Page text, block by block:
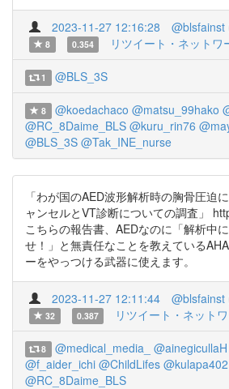
2023-11-27 12:16:28 @blsfainst
8
0.354 リツイート・ネットワ
1 @BLS_3S
8 @koedachaco @matsu_99hako
@RC_8Daime_BLS @kuru_rin76
@BLS_3S @Tak_INE_nurse
「わが国のAED波形解析時の胸骨圧迫
ャンセルとVT診断についての調査」
こちらの報告書、AEDなのに「解析中
せ！」と無責任なことを教えている
ーをやっつける武器に使えます。
2023-11-27 12:11:44 @blsfainst
32
0.387 リツイート・ネット
8 @medical_media_ @ainegicullaH
@f_aider_ichi @ChildLifes @kulapa402
@RC_8Daime_BLS